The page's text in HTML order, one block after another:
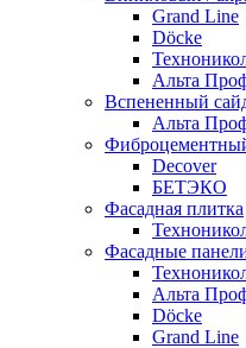
Grand Line
Döсkе
Альта
Вспененный
Альта
Decover
БЕТЭКО
Фасадная плитка
Фасадные
Альта
Döсkе
Grand Line